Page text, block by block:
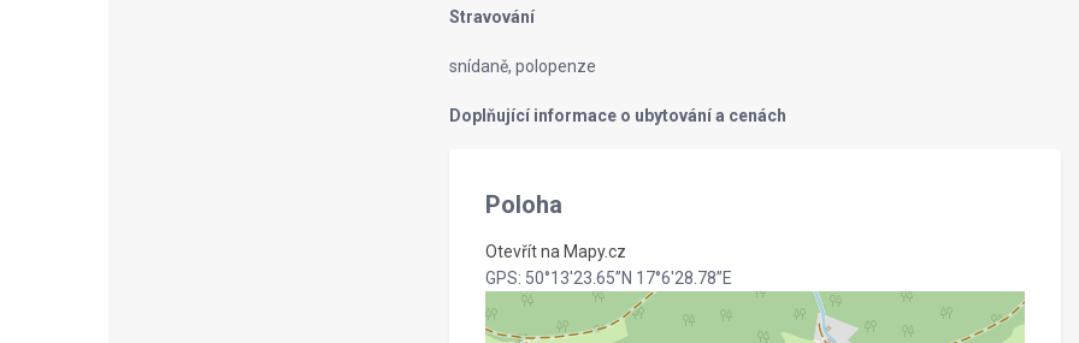
Stravování
snídaně, polopenze
Doplňující informace o ubytování a cenách
Poloha
Otevřít na Mapy.cz
GPS: 50°13'23.65”N 17°6'28.78”E